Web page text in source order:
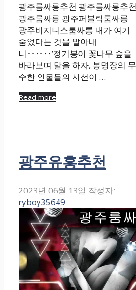
광주룸싸롱추천 광주룸싸롱추천
광주룸싸롱 광주퍼블릭룸싸롱
광주비지니스룸싸롱 내가 여기
숨었다는 것을 알아내
니‥‥‥’정기봉이 꽃나무 숲을
바라보며 말을 하자, 봉명장의 무
수한 인물들의 시선이 …
Read more
광주유흥추천
2023년 06월 13일 작성자:
ryboy35649